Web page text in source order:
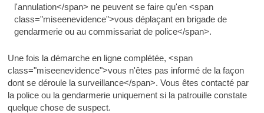
l'annulation</span> ne peuvent se faire qu'en <span
class="miseenevidence">vous déplaçant en brigade de
gendarmerie ou au commissariat de police</span>.
Une fois la démarche en ligne complétée, <span
class="miseenevidence">vous n'êtes pas informé de la façon
dont se déroule la surveillance</span>. Vous êtes contacté par
la police ou la gendarmerie uniquement si la patrouille constate
quelque chose de suspect.